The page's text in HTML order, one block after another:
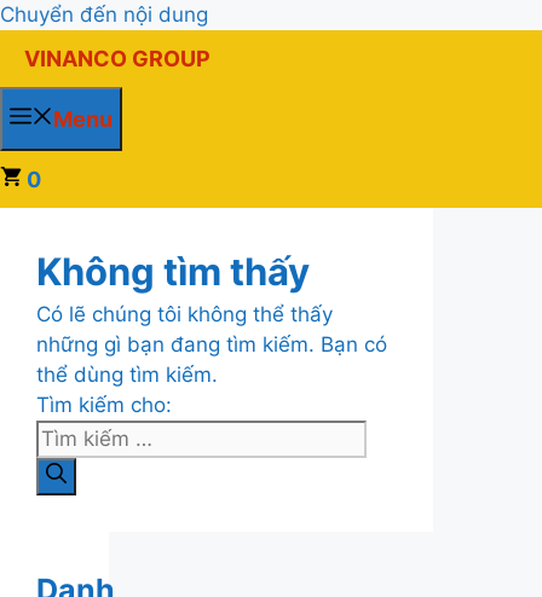
Chuyển đến nội dung
VINANCO GROUP
Menu
0
Không tìm thấy
Có lẽ chúng tôi không thể thấy
những gì bạn đang tìm kiếm. Bạn có
thể dùng tìm kiếm.
Tìm kiếm cho:
Danh